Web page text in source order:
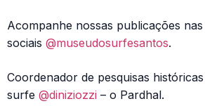
Acompanhe nossas publicações nas
sociais @museudosurfesantos.
Coordenador de pesquisas
surfe @diniziozzi – o Pardhal.